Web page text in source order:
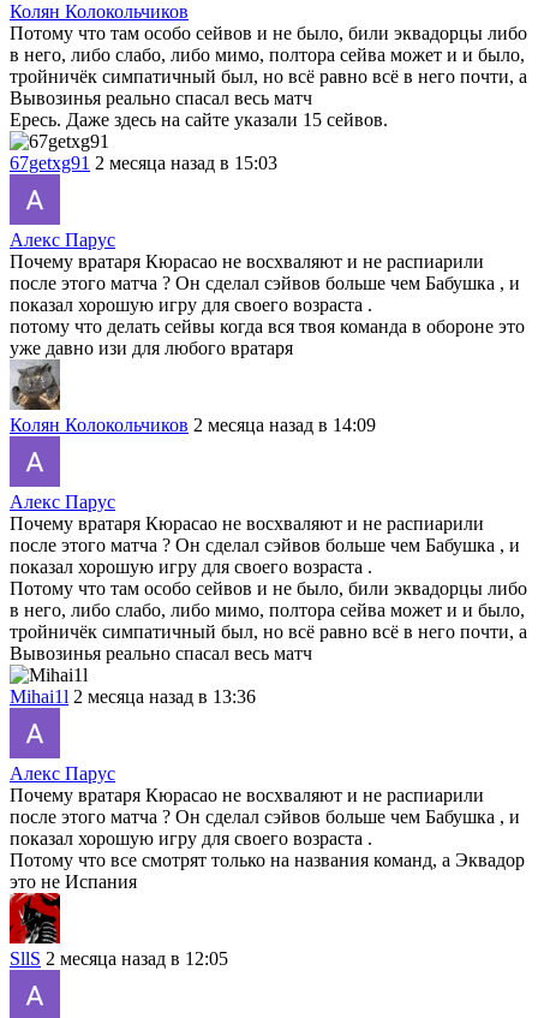
Колян Колокольчиков
Потому что там особо сейвов и не было, били эквадорцы либо
в него, либо слабо, либо мимо, полтора сейва может и и было,
тройничёк симпатичный был, но всё равно всё в него почти, а
Вывозинья реально спасал весь матч
Ересь. Даже здесь на сайте указали 15 сейвов.
67getxg91 2 месяца назад в 15:03
Алекс Парус
Почему вратаря Кюрасао не восхваляют и не распиарили
после этого матча ? Он сделал сэйвов больше чем Бабушка , и
показал хорошую игру для своего возраста .
потому что делать сейвы когда вся твоя команда в обороне это
уже давно изи для любого вратаря
Колян Колокольчиков 2 месяца назад в 14:09
Алекс Парус
Почему вратаря Кюрасао не восхваляют и не распиарили
после этого матча ? Он сделал сэйвов больше чем Бабушка , и
показал хорошую игру для своего возраста .
Потому что там особо сейвов и не было, били эквадорцы либо
в него, либо слабо, либо мимо, полтора сейва может и и было,
тройничёк симпатичный был, но всё равно всё в него почти, а
Вывозинья реально спасал весь матч
Mihai1l 2 месяца назад в 13:36
Алекс Парус
Почему вратаря Кюрасао не восхваляют и не распиарили
после этого матча ? Он сделал сэйвов больше чем Бабушка , и
показал хорошую игру для своего возраста .
Потому что все смотрят только на названия команд, а Эквадор
это не Испания
SllS 2 месяца назад в 12:05